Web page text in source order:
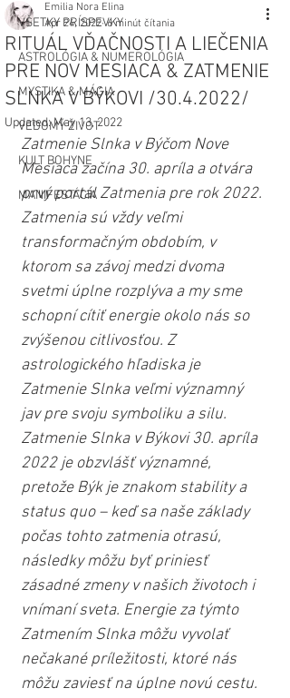
VŠETKY PRÍSPEVKY
ASTROLÓGIA & NUMEROLÓGIA
MYSTIKA & MÁGIA
VEDOMÝ ŽIVOT
KULT BOHYNE
MANIFESTÁCIA
RITUÁL VĎAČNOSTI A LIEČENIA
PRE NOV MESIACA & ZATMENIE
SLNKA V BÝKOVI /30.4.2022/
Emilia Nora Elina
Apr 24, 2022 6 minút čítania
Updated:May 13, 2022
Zatmenie Slnka v Býčom Nove
Mesiaca začína 30. apríla a otvára
prvý portál Zatmenia pre rok 2022.
Zatmenia sú vždy veľmi
transformačným obdobím, v
ktorom sa závoj medzi dvoma
svetmi úplne rozplýva a my sme
schopní cítiť energie okolo nás so
zvýšenou citlivosťou. Z
astrologického hľadiska je
Zatmenie Slnka veľmi významný
jav pre svoju symboliku a silu.
Zatmenie Slnka v Býkovi 30. apríla
2022 je obzvlášť významné,
pretože Býk je znakom stability a
status quo – keď sa naše základy
počas tohto zatmenia otrasú,
následky môžu byť priniesť
zásadné zmeny v našich životoch i
vnímaní sveta. Energie za týmto
Zatmením Slnka môžu vyvolať
nečakané príležitosti, ktoré nás
môžu zaviesť na úplne novú cestu.